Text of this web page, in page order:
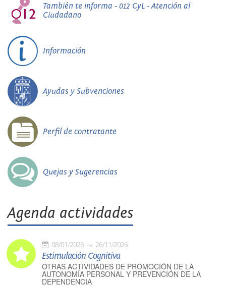
También te informa - 012 CyL - Atención al
Ciudadano
Información
Ayudas y Subvenciones
Perfil de contratante
Quejas y Sugerencias
Agenda actividades
08/01/2026 26/11/2026
Estimulación Cognitiva
OTRAS ACTIVIDADES DE PROMOCIÓN DE LA
AUTONOMÍA PERSONAL Y PREVENCIÓN DE LA
DEPENDENCIA